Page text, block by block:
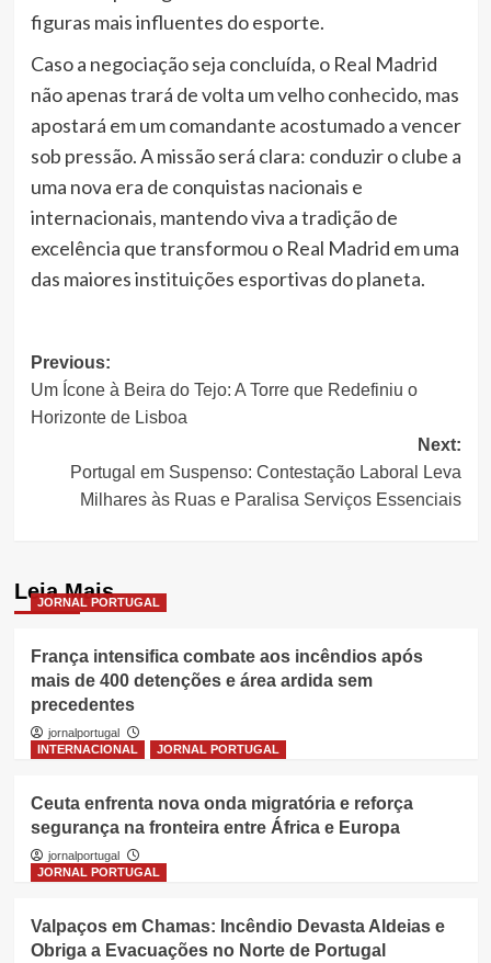
figuras mais influentes do esporte.
Caso a negociação seja concluída, o Real Madrid
não apenas trará de volta um velho conhecido, mas
apostará em um comandante acostumado a vencer
sob pressão. A missão será clara: conduzir o clube a
uma nova era de conquistas nacionais e
internacionais, mantendo viva a tradição de
excelência que transformou o Real Madrid em uma
das maiores instituições esportivas do planeta.
Post
navigation
Previous:
Um Ícone à Beira do Tejo: A Torre que Redefiniu o
Horizonte de Lisboa
Next:
Portugal em Suspenso: Contestação Laboral Leva
Milhares às Ruas e Paralisa Serviços Essenciais
Leia Mais
JORNAL PORTUGAL
França intensifica combate aos incêndios após
mais de 400 detenções e área ardida sem
precedentes
jornalportugal
INTERNACIONAL
JORNAL PORTUGAL
Ceuta enfrenta nova onda migratória e reforça
segurança na fronteira entre África e Europa
jornalportugal
JORNAL PORTUGAL
Valpaços em Chamas: Incêndio Devasta Aldeias e
Obriga a Evacuações no Norte de Portugal